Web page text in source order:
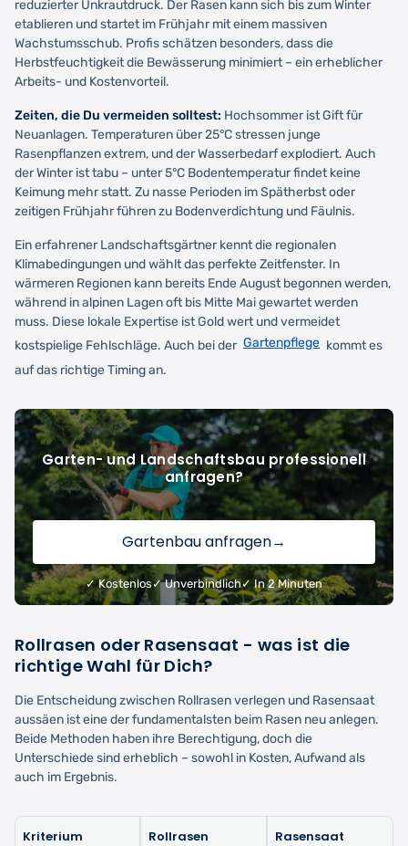
reduzierter Unkrautdruck. Der Rasen kann sich bis zum Winter
etablieren und startet im Frühjahr mit einem massiven
Wachstumsschub. Profis schätzen besonders, dass die
Herbstfeuchtigkeit die Bewässerung minimiert – ein erheblicher
Arbeits- und Kostenvorteil.
Zeiten, die Du vermeiden solltest: Hochsommer ist Gift für
Neuanlagen. Temperaturen über 25°C stressen junge
Rasenpflanzen extrem, und der Wasserbedarf explodiert. Auch
der Winter ist tabu – unter 5°C Bodentemperatur findet keine
Keimung mehr statt. Zu nasse Perioden im Spätherbst oder
zeitigen Frühjahr führen zu Bodenverdichtung und Fäulnis.
Ein erfahrener Landschaftsgärtner kennt die regionalen
Klimabedingungen und wählt das perfekte Zeitfenster. In
wärmeren Regionen kann bereits Ende August begonnen werden,
während in alpinen Lagen oft bis Mitte Mai gewartet werden
muss. Diese lokale Expertise ist Gold wert und vermeidet
kostspielige Fehlschläge. Auch bei der Gartenpflege kommt es
auf das richtige Timing an.
Garten- und Landschaftsbau professionell
anfragen?
Gartenbau anfragen→
✓ Kostenlos ✓ Unverbindlich✓ In 2 Minuten
Rollrasen oder Rasensaat - was ist die
richtige Wahl für Dich?
Die Entscheidung zwischen Rollrasen verlegen und Rasensaat
aussäen ist eine der fundamentalsten beim Rasen neu anlegen.
Beide Methoden haben ihre Berechtigung, doch die
Unterschiede sind erheblich – sowohl in Kosten, Aufwand als
auch im Ergebnis.
Kriterium Rollrasen Rasensaat